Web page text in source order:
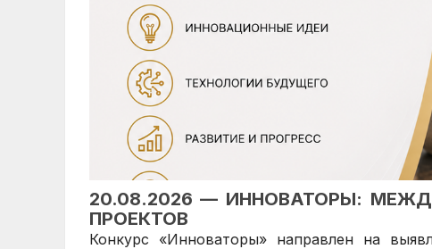
20.08.2026 — ИННОВАТОРЫ:
ПРОЕКТОВ
Конкурс «Инноваторы» направлен на